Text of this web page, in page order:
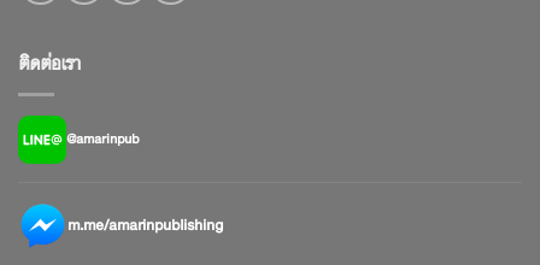
ติดต่อเรา
@amarinpub
m.me/amarinpublishing